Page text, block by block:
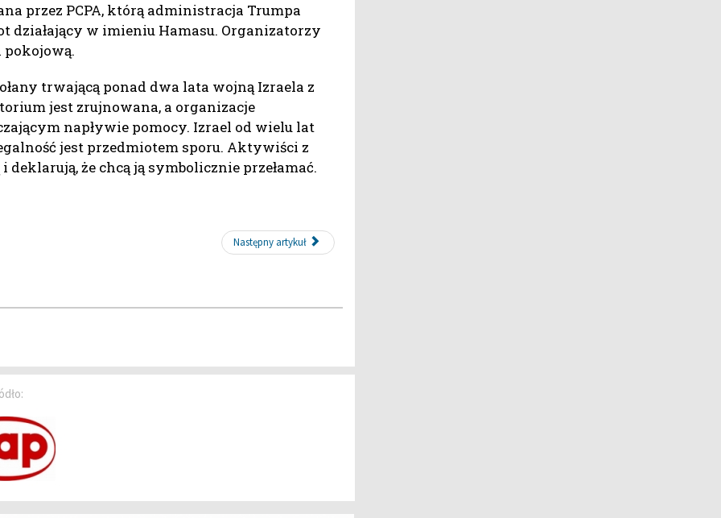
przez PCPA, którą administracja Trumpa
działający w imieniu Hamasu. Organizatorzy
trwającą ponad dwa lata wojną Izraela z
jest zrujnowana, a organizacje
napływie pomocy. Izrael od wielu lat
jest przedmiotem sporu. Aktywiści z
że chcą ją symbolicznie przełamać.
Następny artykuł